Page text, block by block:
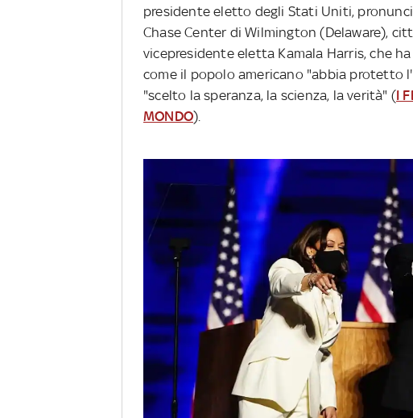
presidente eletto degli Stati Uniti,
Chase Center di Wilmington (Delaware),
vicepresidente eletta Kamala Harris, che
come il popolo americano "abbia protetto
"scelto la speranza, la scienza, la verità" (I
MONDO).